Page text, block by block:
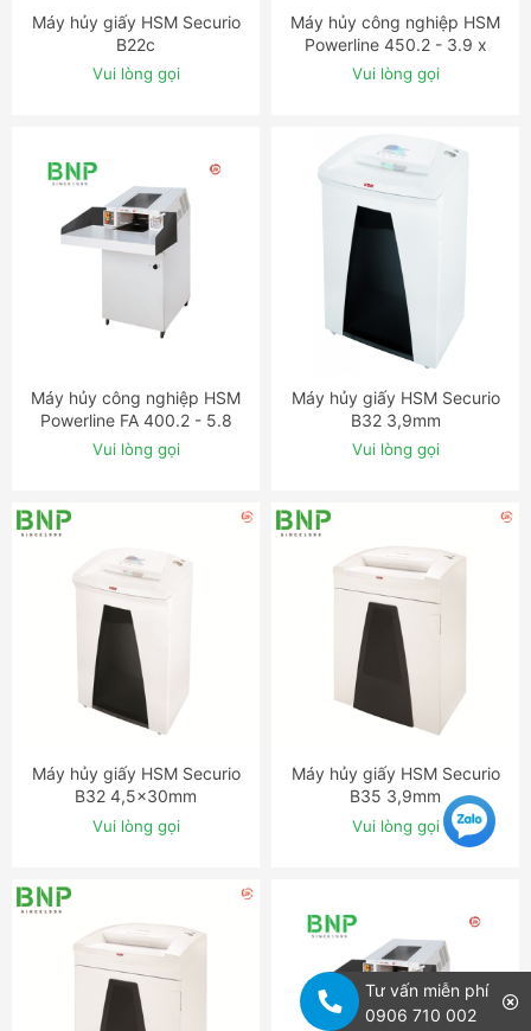
ĐẶT NGAY
Máy hủy giấy HSM Securio
B22c
Vui lòng gọi
ĐẶT NGAY
Máy hủy công nghiệp HSM
Powerline 450.2 - 3.9 x
40mm
Vui lòng gọi
ĐẶT NGAY
Máy hủy công nghiệp HSM
Powerline FA 400.2 - 5.8
mm
Vui lòng gọi
ĐẶT NGAY
Máy hủy giấy HSM Securio
B32 3,9mm
Vui lòng gọi
ĐẶT NGAY
Máy hủy giấy HSM Securio
B32 4,5x30mm
Vui lòng gọi
ĐẶT NGAY
Máy hủy giấy HSM Securio
B35 3,9mm
Vui lòng gọi
Tư vấn miễn phí
0906 710 002